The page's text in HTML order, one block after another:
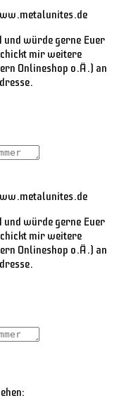
würde gerne Euer
mir weitere
Onlineshop o.Ä.) an
würde gerne Euer
mir weitere
Onlineshop o.Ä.) an